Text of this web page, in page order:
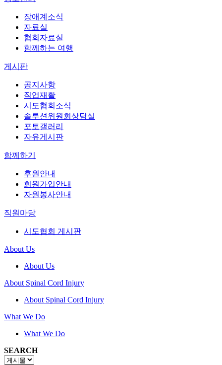
장애계소식
자료실
협회자료실
함께하는 여행
게시판
공지사항
직업재활
시도협회소식
솔루션위원회상담실
포토갤러리
자유게시판
함께하기
후원안내
회원가입안내
자원봉사안내
직원마당
시도협회 게시판
About Us
About Us
About Spinal Cord Injury
About Spinal Cord Injury
What We Do
What We Do
SEARCH